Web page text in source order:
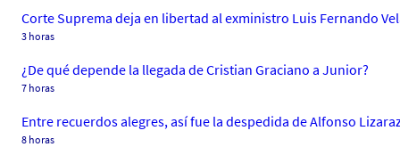
Corte Suprema deja en libertad al exministro Luis Fernando
3 horas
¿De qué depende la llegada de Cristian Graciano a Junior?
7 horas
Entre recuerdos alegres, así fue la despedida de Alfonso
8 horas